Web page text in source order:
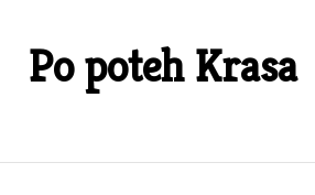
contentPo poteh Krasa